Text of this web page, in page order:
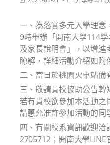
一、為落實多元入學理念
9時舉辦「開南大學114
及家長說明會」，以增進
瞭解，詳細活動介紹如附
二、當日於桃園火車站備
三、敬請貴校協助公告轉
若有貴校欲參加本活動之
請惠允准許參加活動的同
四、有關校系資訊歡迎洽
2705712；開南大學LINE